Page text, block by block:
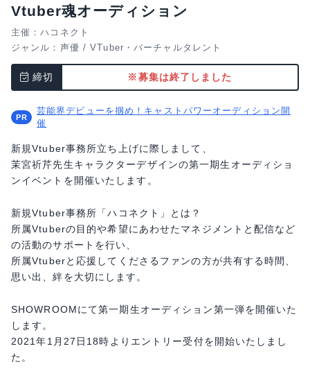
Vtuber魂オーディション
主催：ハコネクト
ジャンル： 声優 /VTuber・バーチャルタレント
締切 ※募集は終了しました
芸能界デビューを掴め！キャストパワーオーディション開
催
新規Vtuber事務所立ち上げに際しまして、
茉宮祈芹先生キャラクターデザインの第一期生オーディショ
ンイベントを開催いたします。
新規Vtuber事務所「ハコネクト」とは？
所属Vtuberの目的や希望にあわせたマネジメントと配信など
の活動のサポートを行い、
所属Vtuberと応援してくださるファンの方が共有する時間、
思い出、絆を大切にします。
SHOWROOMにて第一期生オーディション第一弾を開催いた
します。
2021年1月27日18時よりエントリー受付を開始いたしまし
た。